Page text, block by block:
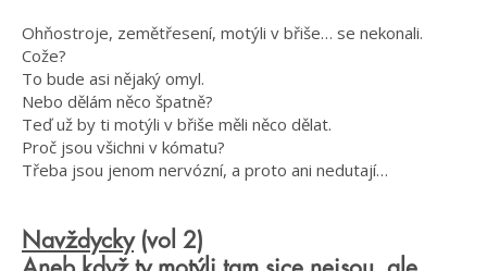
Ohňostroje, zemětřesení, motýli v břiše… se nekonali.
Cože?
To bude asi nějaký omyl.
Nebo dělám něco špatně?
Teď už by ti motýli v břiše měli něco dělat.
Proč jsou všichni v kómatu?
Třeba jsou jenom nervózní, a proto ani nedutají…
Navždycky(vol 2)